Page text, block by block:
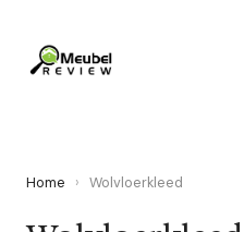
Home › Wolvloerkleed